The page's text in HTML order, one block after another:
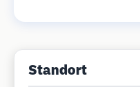
Standort